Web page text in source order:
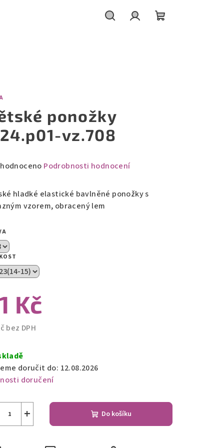
ponožky
vz.708
Podrobnosti hodnocení
hladké elastické bavlněné ponožky s
vzorem, obracený lem
Kč
bez DPH
doručit do: 12.08.2026
doručení
+ Do košíku